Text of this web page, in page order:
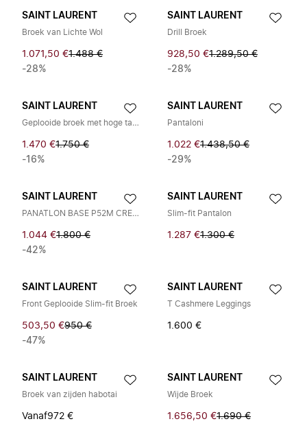
SAINT LAURENT
Broek van Lichte Wol
1.071,50 €1.488 €
-28%
SAINT LAURENT
Drill Broek
928,50 €1.289,50 €
-28%
SAINT LAURENT
Geplooide broek met hoge taille
1.470 €1.750 €
-16%
SAINT LAURENT
Pantaloni
1.022 €1.438,50 €
-29%
SAINT LAURENT
PANATLON BASE P52M CREPE MOUSS
1.044 €1.800 €
-42%
SAINT LAURENT
Slim-fit Pantalon
1.287 €1.300 €
SAINT LAURENT
Front Geplooide Slim-fit Broek
503,50 €950 €
-47%
SAINT LAURENT
T Cashmere Leggings
1.600 €
SAINT LAURENT
Broek van zijden habotai
Vanaf972 €
SAINT LAURENT
Wijde Broek
1.656,50 €1.690 €